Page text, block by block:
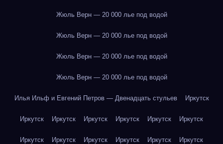
Жюль Верн — 20 000 лье под водой
Жюль Верн — 20 000 лье под водой
Жюль Верн — 20 000 лье под водой
Жюль Верн — 20 000 лье под водой
Илья Ильф и Евгений Петров — Двенадцать стульев Иркутск
Иркутск Иркутск Иркутск Иркутск Иркутск Иркутск
Иркутск Иркутск Иркутск Иркутск Иркутск Иркутск